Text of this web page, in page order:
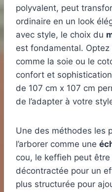
polyvalent, peut
ordinaire en un look
avec style, le choix du
est fondamental.
comme la soie ou le
confort et
de 107 cm x 107 cm
de l’adapter à votre
Une des méthodes les
l’arborer comme une
cou, le keffieh peut
décontractée pour un
plus structurée pour